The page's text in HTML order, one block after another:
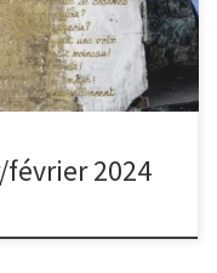
2024